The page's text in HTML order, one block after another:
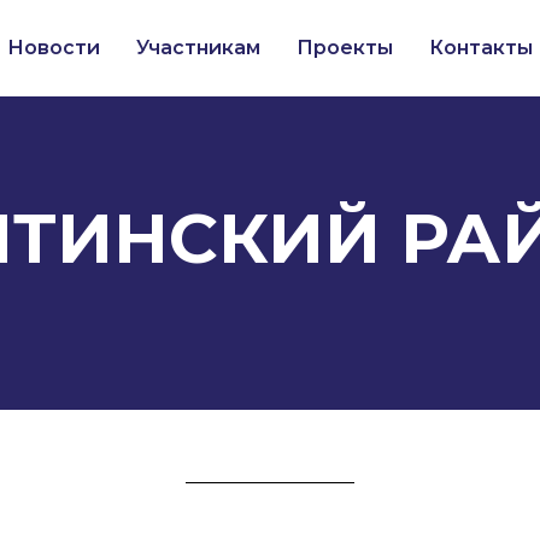
Новости Участникам Проекты Контакты